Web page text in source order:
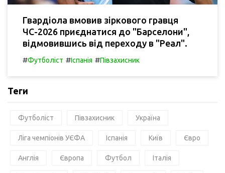
Гвардіола вмовив зіркового гравця
ЧС-2026 приєднатися до "Барселони",
відмовившись від переходу в "Реал".
#Футболіст #Іспанія #Півзахисник
Теги
Футболіст Півзахисник Україна
Ліга чемпіонів УЄФА Іспанія Київ Євро
Англія Європа Футбол Італія